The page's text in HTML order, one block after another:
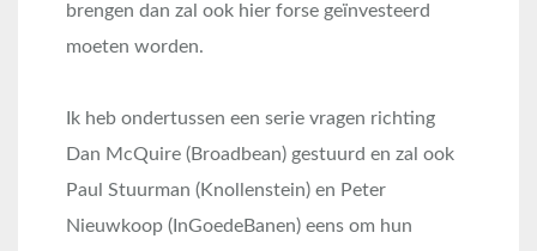
brengen dan zal ook hier forse geïnvesteerd
moeten worden.
Ik heb ondertussen een serie vragen richting
Dan McQuire (Broadbean) gestuurd en zal ook
Paul Stuurman (Knollenstein) en Peter
Nieuwkoop (InGoedeBanen) eens om hun